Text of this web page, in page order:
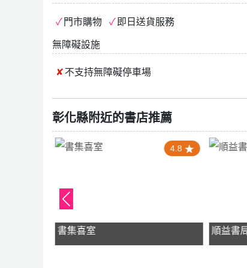
門市購物 即日送貨服務
無障礙設施
不支持無障礙停車場
彰化縣附近的書店推薦
4.8
書集喜室 順益書